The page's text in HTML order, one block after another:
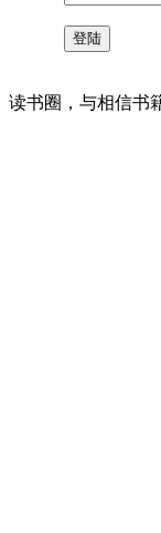
读书圈，与相信书